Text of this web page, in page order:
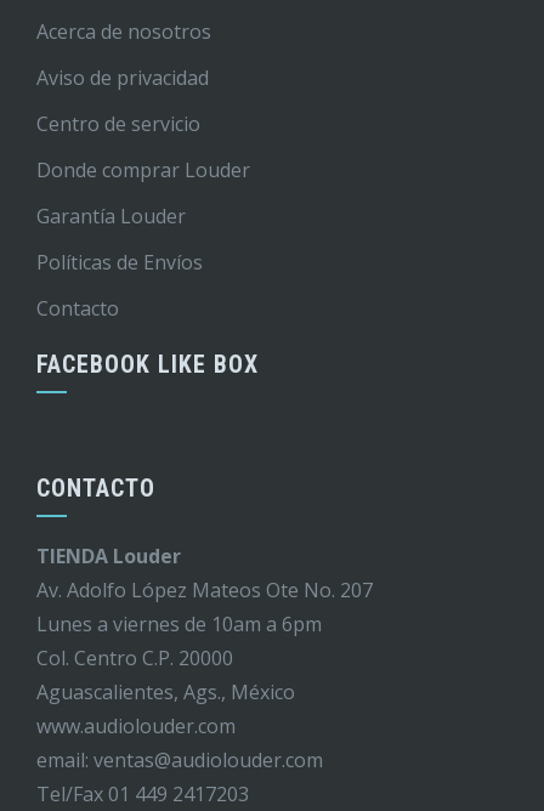
Acerca de nosotros
Aviso de privacidad
Centro de servicio
Donde comprar Louder
Garantía Louder
Políticas de Envíos
Contacto
FACEBOOK LIKE BOX
CONTACTO
TIENDA Louder
Av. Adolfo López Mateos Ote No. 207
Lunes a viernes de 10am a 6pm
Col. Centro C.P. 20000
Aguascalientes, Ags., México
www.audiolouder.com
email: ventas@audiolouder.com
Tel/Fax 01 449 2417203